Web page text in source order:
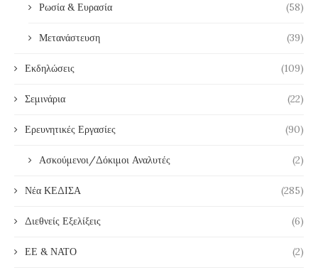
Ρωσία & Ευρασία (58)
Μετανάστευση (39)
Εκδηλώσεις (109)
Σεμινάρια (22)
Ερευνητικές Εργασίες (90)
Ασκούμενοι/Δόκιμοι Αναλυτές (2)
Νέα ΚΕΔΙΣΑ (285)
Διεθνείς Εξελίξεις (6)
ΕΕ & ΝΑΤΟ (2)